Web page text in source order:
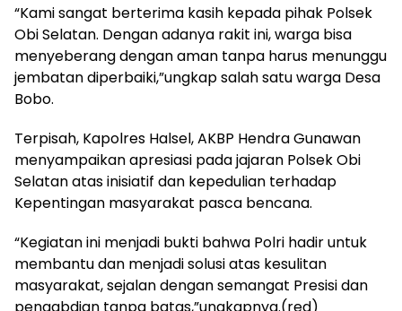
“Kami sangat berterima kasih kepada pihak Polsek
Obi Selatan. Dengan adanya rakit ini, warga bisa
menyeberang dengan aman tanpa harus menunggu
jembatan diperbaiki,”ungkap salah satu warga Desa
Bobo.
Terpisah, Kapolres Halsel, AKBP Hendra Gunawan
menyampaikan apresiasi pada jajaran Polsek Obi
Selatan atas inisiatif dan kepedulian terhadap
Kepentingan masyarakat pasca bencana.
“Kegiatan ini menjadi bukti bahwa Polri hadir untuk
membantu dan menjadi solusi atas kesulitan
masyarakat, sejalan dengan semangat Presisi dan